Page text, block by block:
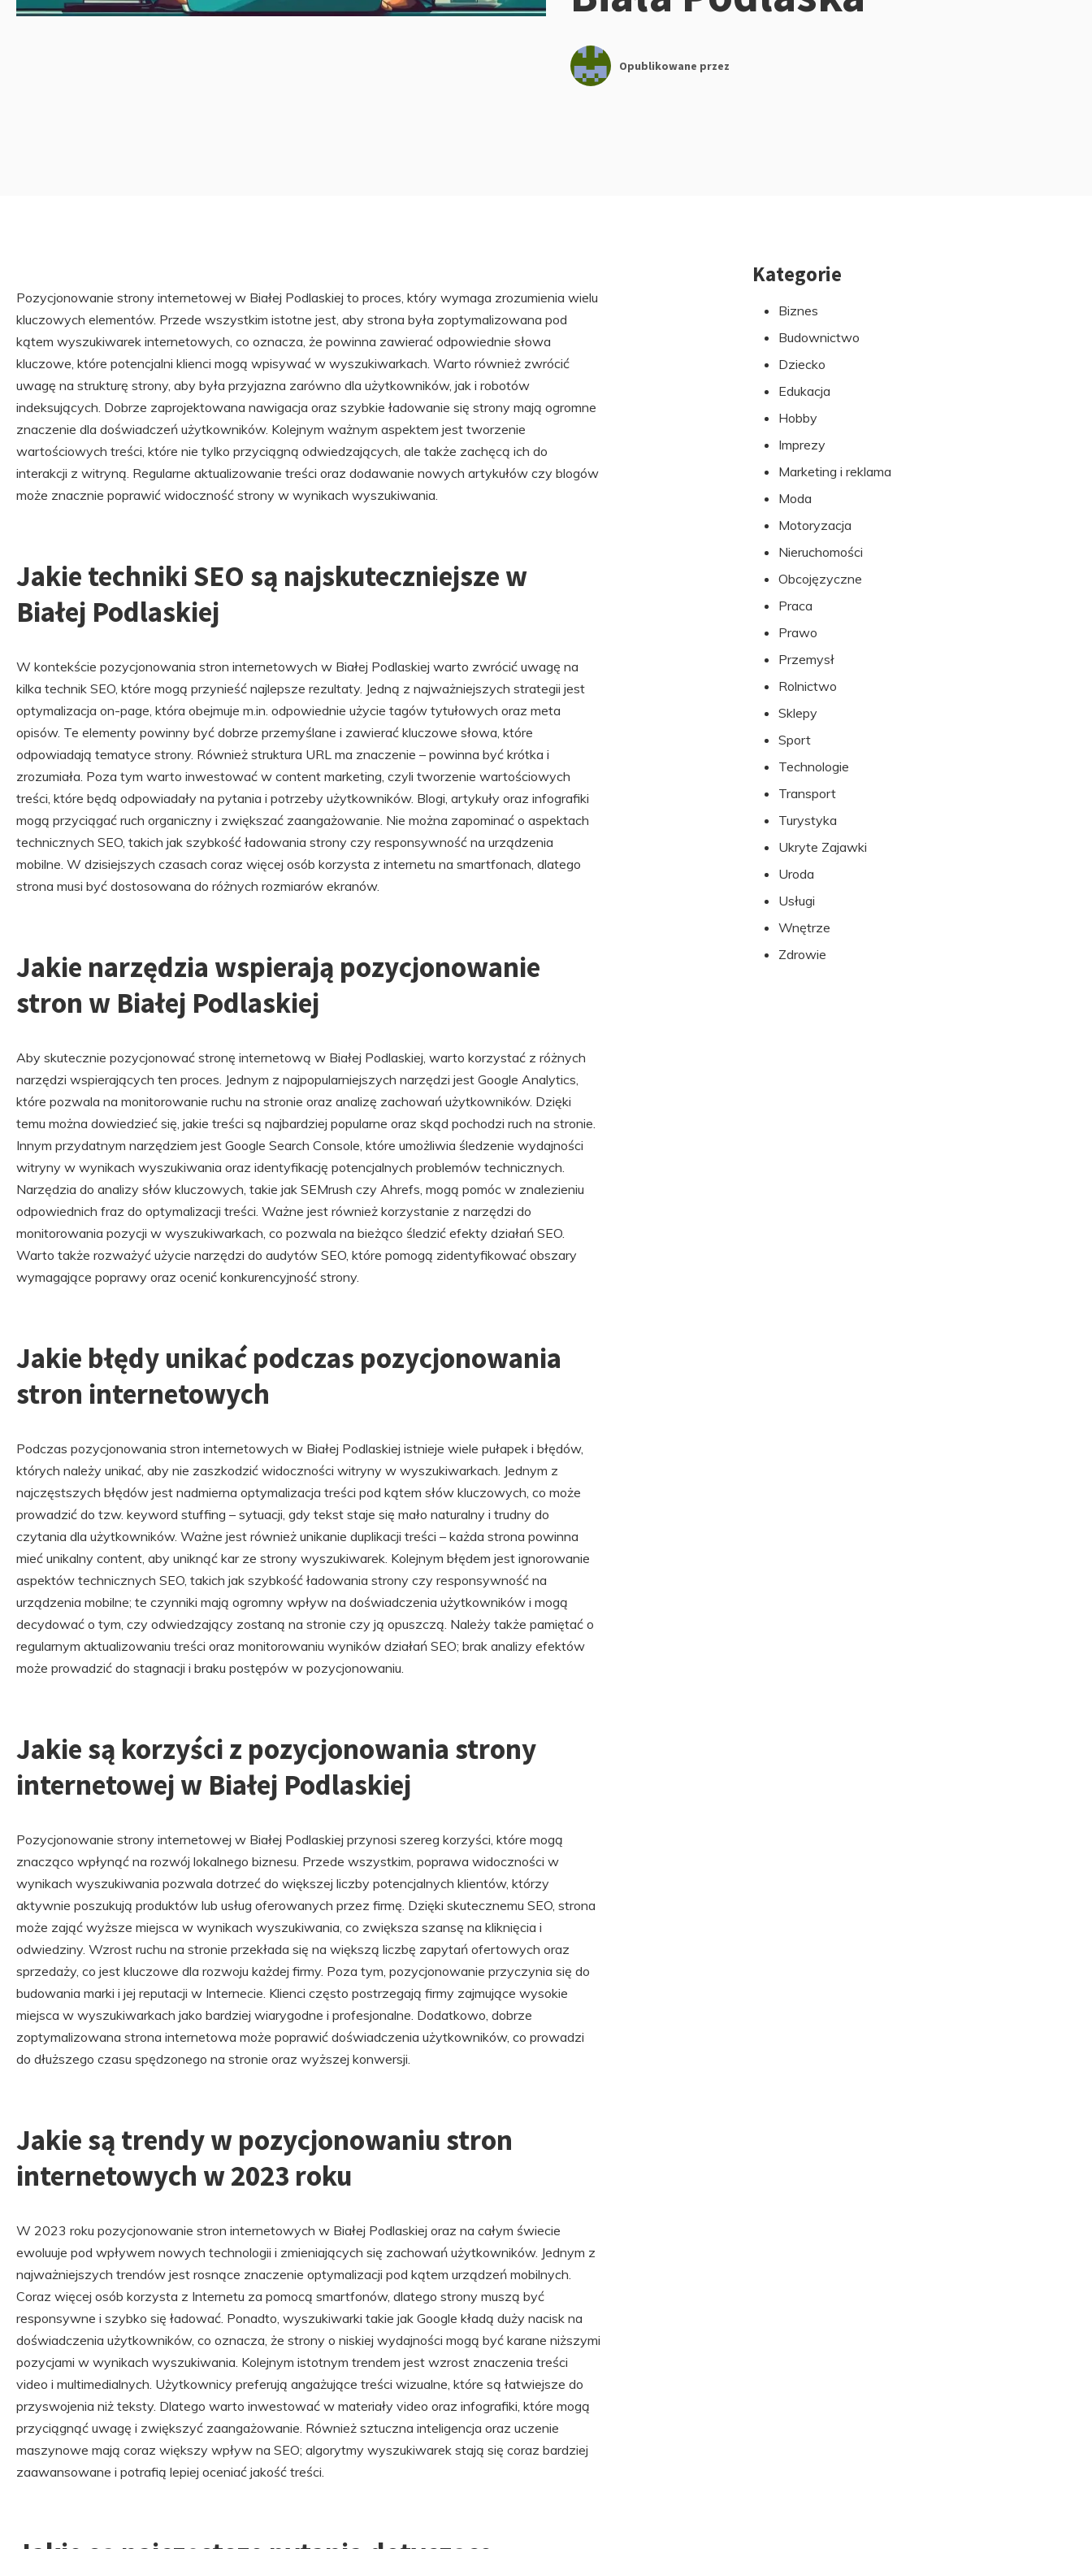
Opublikowane przez
Pozycjonowanie strony internetowej w Białej Podlaskiej to proces, który wymaga zrozumienia wielu
kluczowych elementów. Przede wszystkim istotne jest, aby strona była zoptymalizowana pod
kątem wyszukiwarek internetowych, co oznacza, że powinna zawierać odpowiednie słowa
kluczowe, które potencjalni klienci mogą wpisywać w wyszukiwarkach. Warto również zwrócić
uwagę na strukturę strony, aby była przyjazna zarówno dla użytkowników, jak i robotów
indeksujących. Dobrze zaprojektowana nawigacja oraz szybkie ładowanie się strony mają ogromne
znaczenie dla doświadczeń użytkowników. Kolejnym ważnym aspektem jest tworzenie
wartościowych treści, które nie tylko przyciągną odwiedzających, ale także zachęcą ich do
interakcji z witryną. Regularne aktualizowanie treści oraz dodawanie nowych artykułów czy blogów
może znacznie poprawić widoczność strony w wynikach wyszukiwania.
Jakie techniki SEO są najskuteczniejsze w
Białej Podlaskiej
W kontekście pozycjonowania stron internetowych w Białej Podlaskiej warto zwrócić uwagę na
kilka technik SEO, które mogą przynieść najlepsze rezultaty. Jedną z najważniejszych strategii jest
optymalizacja on-page, która obejmuje m.in. odpowiednie użycie tagów tytułowych oraz meta
opisów. Te elementy powinny być dobrze przemyślane i zawierać kluczowe słowa, które
odpowiadają tematyce strony. Również struktura URL ma znaczenie – powinna być krótka i
zrozumiała. Poza tym warto inwestować w content marketing, czyli tworzenie wartościowych
treści, które będą odpowiadały na pytania i potrzeby użytkowników. Blogi, artykuły oraz infografiki
mogą przyciągać ruch organiczny i zwiększać zaangażowanie. Nie można zapominać o aspektach
technicznych SEO, takich jak szybkość ładowania strony czy responsywność na urządzenia
mobilne. W dzisiejszych czasach coraz więcej osób korzysta z internetu na smartfonach, dlatego
strona musi być dostosowana do różnych rozmiarów ekranów.
Jakie narzędzia wspierają pozycjonowanie
stron w Białej Podlaskiej
Aby skutecznie pozycjonować stronę internetową w Białej Podlaskiej, warto korzystać z różnych
narzędzi wspierających ten proces. Jednym z najpopularniejszych narzędzi jest Google Analytics,
które pozwala na monitorowanie ruchu na stronie oraz analizę zachowań użytkowników. Dzięki
temu można dowiedzieć się, jakie treści są najbardziej popularne oraz skąd pochodzi ruch na stronie.
Innym przydatnym narzędziem jest Google Search Console, które umożliwia śledzenie wydajności
witryny w wynikach wyszukiwania oraz identyfikację potencjalnych problemów technicznych.
Narzędzia do analizy słów kluczowych, takie jak SEMrush czy Ahrefs, mogą pomóc w znalezieniu
odpowiednich fraz do optymalizacji treści. Ważne jest również korzystanie z narzędzi do
monitorowania pozycji w wyszukiwarkach, co pozwala na bieżąco śledzić efekty działań SEO.
Warto także rozważyć użycie narzędzi do audytów SEO, które pomogą zidentyfikować obszary
wymagające poprawy oraz ocenić konkurencyjność strony.
Jakie błędy unikać podczas pozycjonowania
stron internetowych
Podczas pozycjonowania stron internetowych w Białej Podlaskiej istnieje wiele pułapek i błędów,
których należy unikać, aby nie zaszkodzić widoczności witryny w wyszukiwarkach. Jednym z
najczęstszych błędów jest nadmierna optymalizacja treści pod kątem słów kluczowych, co może
prowadzić do tzw. keyword stuffing – sytuacji, gdy tekst staje się mało naturalny i trudny do
czytania dla użytkowników. Ważne jest również unikanie duplikacji treści – każda strona powinna
mieć unikalny content, aby uniknąć kar ze strony wyszukiwarek. Kolejnym błędem jest ignorowanie
aspektów technicznych SEO, takich jak szybkość ładowania strony czy responsywność na
urządzenia mobilne; te czynniki mają ogromny wpływ na doświadczenia użytkowników i mogą
decydować o tym, czy odwiedzający zostaną na stronie czy ją opuszczą. Należy także pamiętać o
regularnym aktualizowaniu treści oraz monitorowaniu wyników działań SEO; brak analizy efektów
może prowadzić do stagnacji i braku postępów w pozycjonowaniu.
Jakie są korzyści z pozycjonowania strony
internetowej w Białej Podlaskiej
Pozycjonowanie strony internetowej w Białej Podlaskiej przynosi szereg korzyści, które mogą
znacząco wpłynąć na rozwój lokalnego biznesu. Przede wszystkim, poprawa widoczności w
wynikach wyszukiwania pozwala dotrzeć do większej liczby potencjalnych klientów, którzy
aktywnie poszukują produktów lub usług oferowanych przez firmę. Dzięki skutecznemu SEO, strona
może zająć wyższe miejsca w wynikach wyszukiwania, co zwiększa szansę na kliknięcia i
odwiedziny. Wzrost ruchu na stronie przekłada się na większą liczbę zapytań ofertowych oraz
sprzedaży, co jest kluczowe dla rozwoju każdej firmy. Poza tym, pozycjonowanie przyczynia się do
budowania marki i jej reputacji w Internecie. Klienci często postrzegają firmy zajmujące wysokie
miejsca w wyszukiwarkach jako bardziej wiarygodne i profesjonalne. Dodatkowo, dobrze
zoptymalizowana strona internetowa może poprawić doświadczenia użytkowników, co prowadzi
do dłuższego czasu spędzonego na stronie oraz wyższej konwersji.
Jakie są trendy w pozycjonowaniu stron
internetowych w 2023 roku
W 2023 roku pozycjonowanie stron internetowych w Białej Podlaskiej oraz na całym świecie
ewoluuje pod wpływem nowych technologii i zmieniających się zachowań użytkowników. Jednym z
najważniejszych trendów jest rosnące znaczenie optymalizacji pod kątem urządzeń mobilnych.
Coraz więcej osób korzysta z Internetu za pomocą smartfonów, dlatego strony muszą być
responsywne i szybko się ładować. Ponadto, wyszukiwarki takie jak Google kładą duży nacisk na
doświadczenia użytkowników, co oznacza, że strony o niskiej wydajności mogą być karane niższymi
pozycjami w wynikach wyszukiwania. Kolejnym istotnym trendem jest wzrost znaczenia treści
video i multimedialnych. Użytkownicy preferują angażujące treści wizualne, które są łatwiejsze do
przyswojenia niż teksty. Dlatego warto inwestować w materiały video oraz infografiki, które mogą
przyciągnąć uwagę i zwiększyć zaangażowanie. Również sztuczna inteligencja oraz uczenie
maszynowe mają coraz większy wpływ na SEO; algorytmy wyszukiwarek stają się coraz bardziej
zaawansowane i potrafią lepiej oceniać jakość treści.
PrzejdźKategorie
Biznes
Budownictwo
Dziecko
Edukacja
Hobby
Imprezy
Marketing i reklama
Moda
Motoryzacja
Nieruchomości
Obcojęzyczne
Praca
Prawo
Przemysł
Rolnictwo
Sklepy
Sport
Technologie
Transport
Turystyka
Ukryte Zajawki
Uroda
Usługi
Wnętrze
Zdrowie